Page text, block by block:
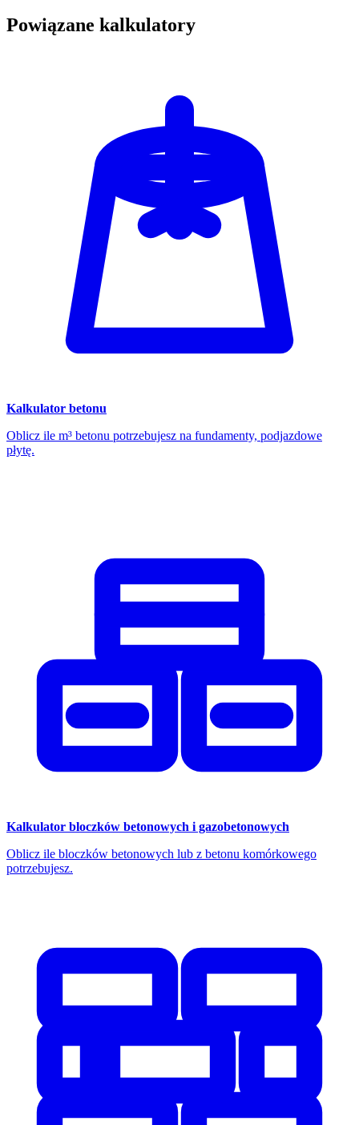
Powiązane kalkulatory
Kalkulator betonu
Oblicz ile m³ betonu potrzebujesz na fundamenty, podjazdowe
płytę.
Kalkulator bloczków betonowych i gazobetonowych
Oblicz ile bloczków betonowych lub z betonu komórkowego
potrzebujesz.